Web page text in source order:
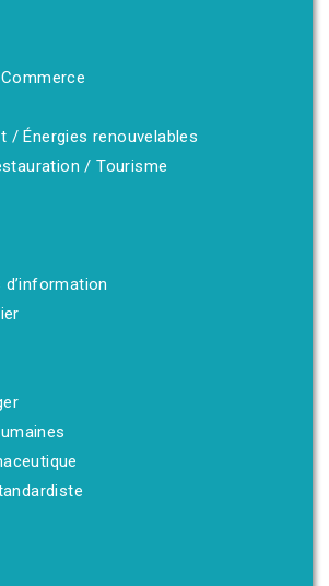
/ Énergies renouvelables
/ Tourisme